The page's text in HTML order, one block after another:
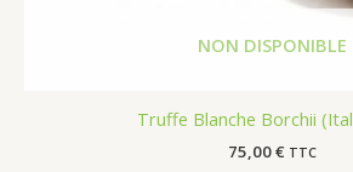
Truffe Blanche Borchii
75,00€ TTC